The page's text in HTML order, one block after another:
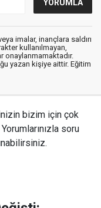
imalar, inançlara saldırı
kullanılmayan,
onaylanmamaktadır.
yazan kişiye aittir. Eğitim
bizim için çok
soru